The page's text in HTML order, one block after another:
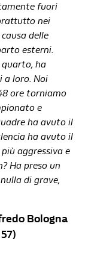
fuori
nei
delle
esterni.
quarto, ha
a loro. Noi
ore torniamo
e
ha avuto il
ha avuto il
aggressiva e
Ha preso un
di grave,
Bologna